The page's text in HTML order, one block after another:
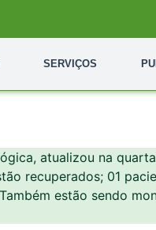
SERVIÇOS
atualizou na
recuperados; 01
estão sendo